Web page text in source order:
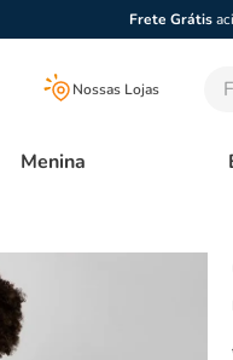
Frete Grátis
Nossas Lojas
Menina